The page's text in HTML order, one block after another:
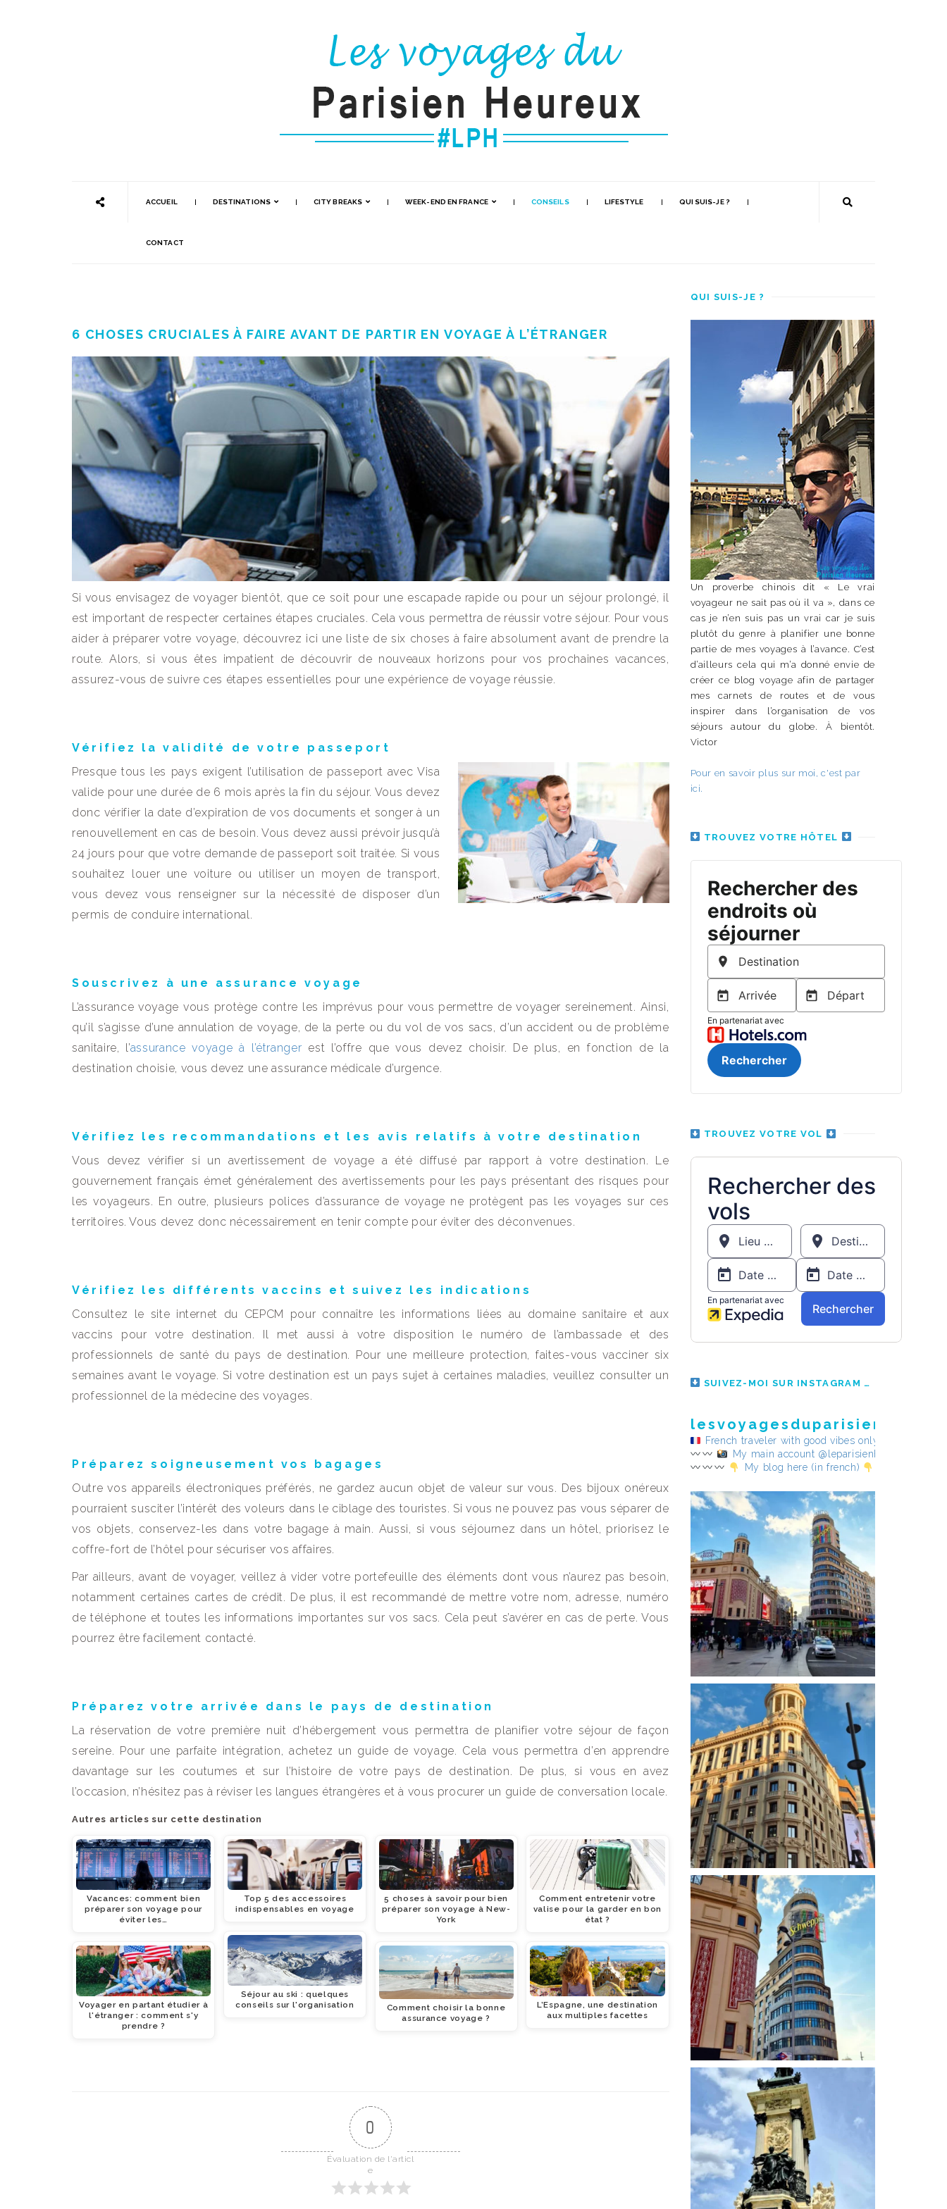
ACCUEIL DESTINATIONS CITY BREAKS WEEK-END EN FRANCE CONSEILS LIFESTYLE QUI SUIS-JE ?
CONTACT
6 CHOSES CRUCIALES À FAIRE AVANT DE PARTIR EN VOYAGE À L’ÉTRANGER
Si vous envisagez de voyager bientôt, que ce soit pour une escapade rapide ou pour un séjour prolongé, il
est important de respecter certaines étapes cruciales. Cela vous permettra de réussir votre séjour. Pour vous
aider à préparer votre voyage, découvrez ici une liste de six choses à faire absolument avant de prendre la
route. Alors, si vous êtes impatient de découvrir de nouveaux horizons pour vos prochaines vacances,
assurez-vous de suivre ces étapes essentielles pour une expérience de voyage réussie.
Vérifiez la validité de votre passeport
Presque tous les pays exigent l’utilisation de passeport avec Visa
valide pour une durée de 6 mois après la fin du séjour. Vous devez
donc vérifier la date d’expiration de vos documents et songer à un
renouvellement en cas de besoin. Vous devez aussi prévoir jusqu’à
24 jours pour que votre demande de passeport soit traitée. Si vous
souhaitez louer une voiture ou utiliser un moyen de transport,
vous devez vous renseigner sur la nécessité de disposer d’un
permis de conduire international.
Souscrivez à une assurance voyage
L’assurance voyage vous protège contre les imprévus pour vous permettre de voyager sereinement. Ainsi,
qu’il s’agisse d’une annulation de voyage, de la perte ou du vol de vos sacs, d’un accident ou de problème
sanitaire, l’assurance voyage à l’étranger est l’offre que vous devez choisir. De plus, en fonction de la
destination choisie, vous devez une assurance médicale d’urgence.
Vérifiez les recommandations et les avis relatifs à votre destination
Vous devez vérifier si un avertissement de voyage a été diffusé par rapport à votre destination. Le
gouvernement français émet généralement des avertissements pour les pays présentant des risques pour
les voyageurs. En outre, plusieurs polices d’assurance de voyage ne protègent pas les voyages sur ces
territoires. Vous devez donc nécessairement en tenir compte pour éviter des déconvenues.
Vérifiez les différents vaccins et suivez les indications
Consultez le site internet du CEPCM pour connaître les informations liées au domaine sanitaire et aux
vaccins pour votre destination. Il met aussi à votre disposition le numéro de l’ambassade et des
professionnels de santé du pays de destination. Pour une meilleure protection, faites-vous vacciner six
semaines avant le voyage. Si votre destination est un pays sujet à certaines maladies, veuillez consulter un
professionnel de la médecine des voyages.
Préparez soigneusement vos bagages
Outre vos appareils électroniques préférés, ne gardez aucun objet de valeur sur vous. Des bijoux onéreux
pourraient susciter l’intérêt des voleurs dans le ciblage des touristes. Si vous ne pouvez pas vous séparer de
vos objets, conservez-les dans votre bagage à main. Aussi, si vous séjournez dans un hôtel, priorisez le
coffre-fort de l’hôtel pour sécuriser vos affaires.
Par ailleurs, avant de voyager, veillez à vider votre portefeuille des éléments dont vous n’aurez pas besoin,
notamment certaines cartes de crédit. De plus, il est recommandé de mettre votre nom, adresse, numéro
de téléphone et toutes les informations importantes sur vos sacs. Cela peut s’avérer en cas de perte. Vous
pourrez être facilement contacté.
Préparez votre arrivée dans le pays de destination
La réservation de votre première nuit d’hébergement vous permettra de planifier votre séjour de façon
sereine. Pour une parfaite intégration, achetez un guide de voyage. Cela vous permettra d’en apprendre
davantage sur les coutumes et sur l’histoire de votre pays de destination. De plus, si vous en avez
l’occasion, n’hésitez pas à réviser les langues étrangères et à vous procurer un guide de conversation locale.
Autres articles sur cette destination
Vacances: comment bien
préparer son voyage pour
éviter les…
Voyager en partant étudier à
l'étranger : comment s'y
prendre ?
Top 5 des accessoires
indispensables en voyage
Séjour au ski : quelques
conseils sur l'organisation
5 choses à savoir pour bien
préparer son voyage à New-
York
Comment choisir la bonne
assurance voyage ?
Comment entretenir votre
valise pour la garder en bon
état ?
L’Espagne, une destination
aux multiples facettes
0
Évaluation de l'articl
e
QUI SUIS-JE ?
Un proverbe chinois dit « Le vrai
voyageur ne sait pas où il va », dans ce
cas je n’en suis pas un vrai car je suis
plutôt du genre à planifier une bonne
partie de mes voyages à l’avance. C’est
d’ailleurs cela qui m’a donné envie de
créer ce blog voyage afin de partager
mes carnets de routes et de vous
inspirer dans l’organisation de vos
séjours autour du globe. À bientôt.
Victor
Pour en savoir plus sur moi, c'est par
ici.
TROUVEZ VOTRE HÔTEL
TROUVEZ VOTRE VOL
SUIVEZ-MOI SUR INSTAGRAM
French traveler with good vibes only
My main account @leparisienheureux
My blog here (in french)